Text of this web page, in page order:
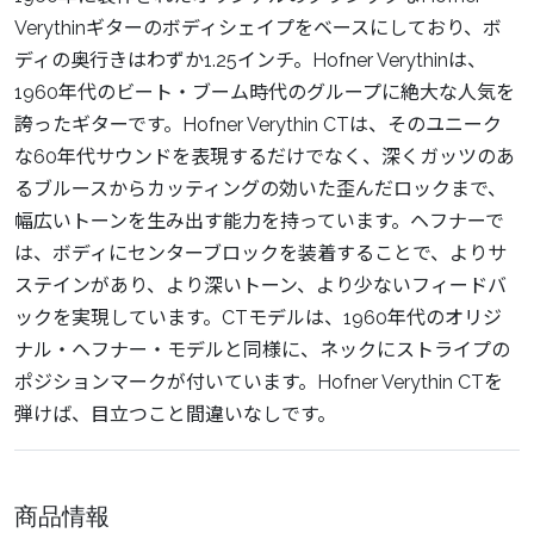
Verythinギターのボディシェイプをベースにしており、ボ
ディの奥行きはわずか1.25インチ。Hofner Verythinは、
1960年代のビート・ブーム時代のグループに絶大な人気を
誇ったギターです。Hofner Verythin CTは、そのユニーク
な60年代サウンドを表現するだけでなく、深くガッツのあ
るブルースからカッティングの効いた歪んだロックまで、
幅広いトーンを生み出す能力を持っています。ヘフナーで
は、ボディにセンターブロックを装着することで、よりサ
ステインがあり、より深いトーン、より少ないフィードバ
ックを実現しています。CTモデルは、1960年代のオリジ
ナル・ヘフナー・モデルと同様に、ネックにストライプの
ポジションマークが付いています。Hofner Verythin CTを
弾けば、目立つこと間違いなしです。
商品情報